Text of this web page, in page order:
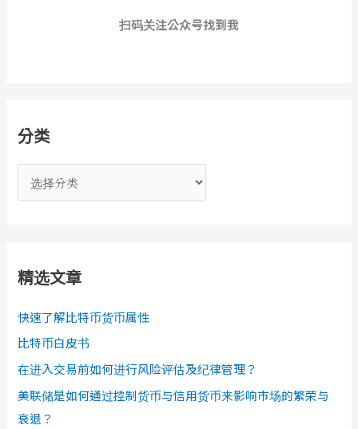
扫码关注公众号找到我
分类
类
精选文章
快速了解比特币货币属性
比特币白皮书
在进入交易前如何进行风险评估及纪律管理？
美联储是如何通过控制货币与信用货币来影响市场的繁荣与
衰退？